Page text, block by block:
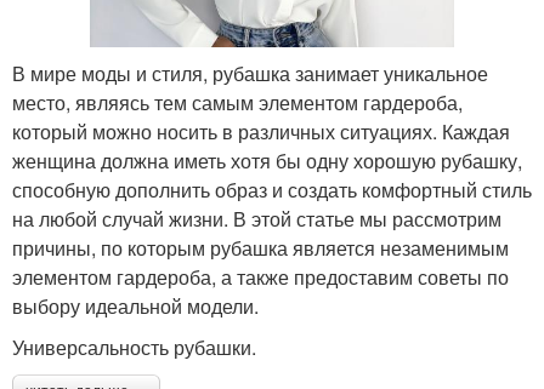
В мире моды и стиля, рубашка занимает уникальное
место, являясь тем самым элементом гардероба,
который можно носить в различных ситуациях. Каждая
женщина должна иметь хотя бы одну хорошую рубашку,
способную дополнить образ и создать комфортный стиль
на любой случай жизни. В этой статье мы рассмотрим
причины, по которым рубашка является незаменимым
элементом гардероба, а также предоставим советы по
выбору идеальной модели.
Универсальность рубашки.